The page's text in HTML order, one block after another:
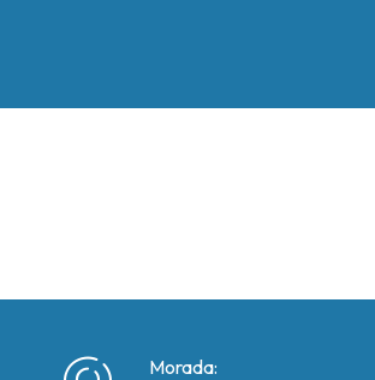
Morada: